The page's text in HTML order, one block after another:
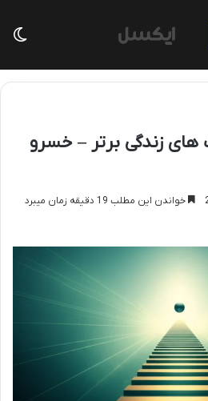
زندگی برتر – خسرو
خواندن این مطلب 19 دقیقه زمان میبرد